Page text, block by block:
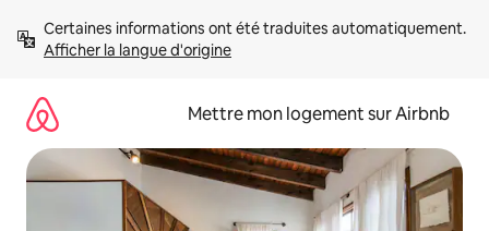
directement
Afficher la langue d'origine
Mettre mon logement sur Airbnb